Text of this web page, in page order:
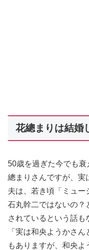
花總まりは結婚
50歳を過ぎた今でも
總まりさんですが、実
夫は、若き頃「ミュー
石丸幹二ではないの？
されているという話も
「実は和央ようかさ
もありますが、和央